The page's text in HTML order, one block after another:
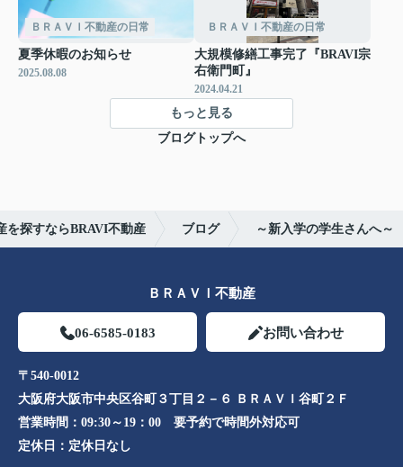
ＢＲＡＶＩ不動産の日常
夏季休暇のお知らせ
2025.08.08
ＢＲＡＶＩ不動産の日常
大規模修繕工事完了『BRAVI宗
右衛門町』
2024.04.21
もっと見る
ブログトップへ
を探すならBRAVI不動産 ブログ ～新入学の学生さんへ～
ＢＲＡＶＩ不動産
06-6585-0183 お問い合わせ
〒540-0012
大阪府大阪市中央区谷町３丁目２－６ ＢＲＡＶＩ谷町２Ｆ
営業時間： 09:30～19：00 要予約で時間外対応可
定休日： 定休日なし